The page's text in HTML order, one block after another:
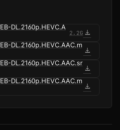
DL.2160p.HEVC.A
2.2G download
DL.2160p.HEVC.AAC.m
download
DL.2160p.HEVC.AAC.sr
download
DL.2160p.HEVC.AAC.m
download